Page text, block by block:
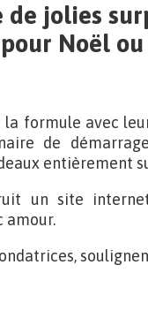
jolies
Noël
formule avec
de
entièrement
un site
amour.